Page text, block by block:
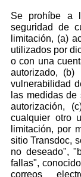
Se prohíbe a
seguridad de
limitación, (a)
utilizados por
o con una
autorizado, (b)
vulnerabilidad
las medidas
autorización,
cualquier otro
limitación, por
sitio Transdoc,
no deseado",
fallas",
correos